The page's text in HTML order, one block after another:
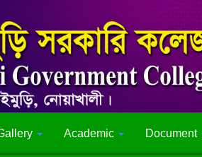
Academic Document